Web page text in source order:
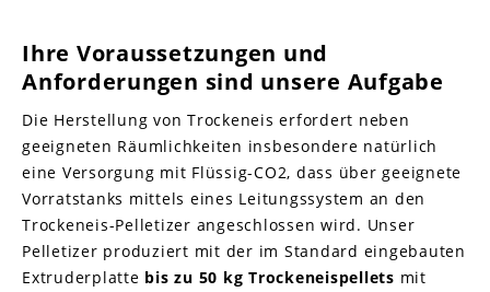
Ihre Voraussetzungen und
Anforderungen sind unsere Aufgabe
Die Herstellung von Trockeneis erfordert neben
geeigneten Räumlichkeiten insbesondere natürlich
eine Versorgung mit Flüssig-CO2, dass über geeignete
Vorratstanks mittels eines Leitungssystem an den
Trockeneis-Pelletizer angeschlossen wird. Unser
Pelletizer produziert mit der im Standard eingebauten
Extruderplatte bis zu 50 kg Trockeneispellets mit